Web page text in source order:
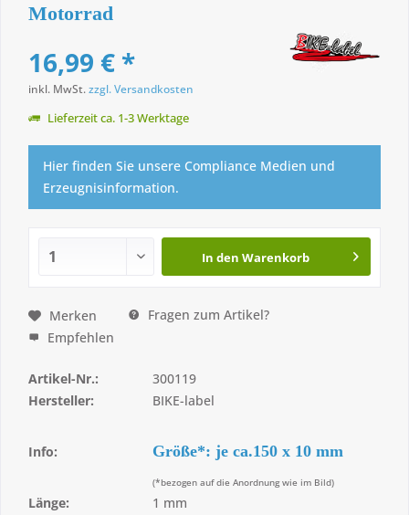
Motorrad
16,99 € *
inkl. MwSt.zzgl. Versandkosten
Lieferzeit ca. 1-3 Werktage
Hier finden Sie unsere Compliance Medien und
Erzeugnisinformation.
In den Warenkorb
Merken
Fragen zum Artikel?
Empfehlen
Artikel-Nr.:
300119
Hersteller:
BIKE-label
Info: Größe*: je ca.150 x 10 mm
(*bezogen auf die Anordnung wie im Bild)
Länge:
1 mm